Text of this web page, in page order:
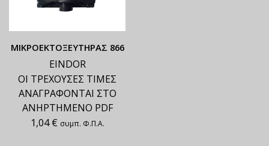
ΜΙΚΡΟΕΚΤΟΞΕΥΤΗΡΑΣ 866
EINDOR
ΟΙ ΤΡΕΧΟΥΣΕΣ ΤΙΜΕΣ
ΑΝΑΓΡΑΦΟΝΤΑΙ ΣΤΟ
ΑΝΗΡΤΗΜΕΝΟ PDF
1,04€ συμπ. Φ.Π.Α.